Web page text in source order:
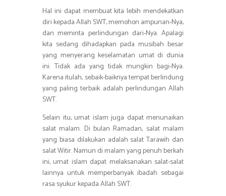
Hal ini dapat membuat kita lebih mendekatkan
diri kepada Allah SWT, memohon ampunan-Nya,
dan meminta perlindungan dari-Nya. Apalagi
kita sedang dihadapkan pada musibah besar
yang menyerang keselamatan umat di dunia
ini. Tidak ada yang tidak mungkin bagi-Nya.
Karena itulah, sebaik-baiknya tempat berlindung
yang paling terbaik adalah perlindungan Allah
SWT.
Selain itu, umat islam juga dapat menunaikan
salat malam. Di bulan Ramadan, salat malam
yang biasa dilakukan adalah salat Tarawih dan
salat Witir. Namun di malam yang penuh berkah
ini, umat islam dapat melaksanakan salat-salat
lainnya untuk memperbanyak ibadah sebagai
rasa syukur kepada Allah SWT.